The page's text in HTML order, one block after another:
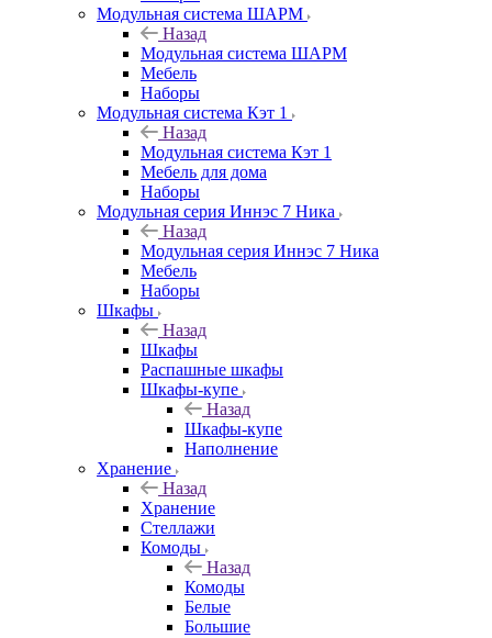
Модульная система ШАРМ
Назад
Модульная система ШАРМ
Мебель
Наборы
Модульная система Кэт 1
Назад
Модульная система Кэт 1
Мебель для дома
Наборы
Модульная серия Иннэс 7 Ника
Назад
Модульная серия Иннэс 7 Ника
Мебель
Наборы
Шкафы
Назад
Шкафы
Распашные шкафы
Шкафы-купе
Назад
Шкафы-купе
Наполнение
Хранение
Назад
Хранение
Стеллажи
Комоды
Назад
Комоды
Белые
Большие